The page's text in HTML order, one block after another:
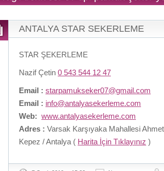
ANTALYA STAR SEKERLEME
STAR ŞEKERLEME
Nazif Çetin 0 543 544 12 47
Email : starpamukseker07@gmail.com
Email : info@antalyasekerleme.com
Web: www.antalyasekerleme.com
Adres : Varsak Karşıyaka Mahallesi
Kepez / Antalya ( Harita İçin Tıklayınız )